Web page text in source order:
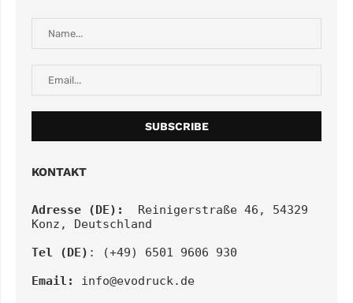
KONTAKT
Adresse (DE):
Reinigerstraße 46, 54329
Konz, Deutschland
Tel (DE) : (+49) 6501 9606 930
Email:
info@evodruck.de